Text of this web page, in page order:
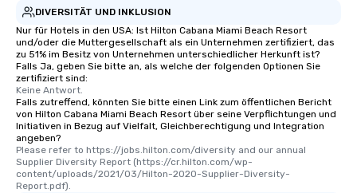
DIVERSITÄT UND INKLUSION
Nur für Hotels in den USA: Ist Hilton Cabana Miami Beach Resort
und/oder die Muttergesellschaft als ein Unternehmen zertifiziert, das
zu 51% im Besitz von Unternehmen unterschiedlicher Herkunft ist?
Falls Ja, geben Sie bitte an, als welche der folgenden Optionen Sie
zertifiziert sind:
Keine Antwort.
Falls zutreffend, könnten Sie bitte einen Link zum öffentlichen Bericht
von Hilton Cabana Miami Beach Resort über seine Verpflichtungen und
Initiativen in Bezug auf Vielfalt, Gleichberechtigung und Integration
angeben?
Please refer to https://jobs.hilton.com/diversity and our annual
Supplier Diversity Report (https://cr.hilton.com/wp-
content/uploads/2021/03/Hilton-2020-Supplier-Diversity-
Report.pdf).